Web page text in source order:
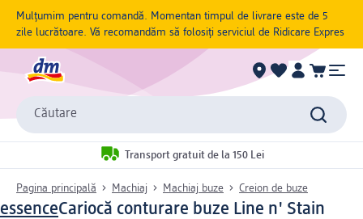
Mulțumim pentru comandă. Momentan timpul de livrare este de 5
zile lucrătoare. Vă recomandăm să folosiți serviciul de Ridicare Expres
Căutare
Transport gratuit de la 150 Lei
Pagina principală Machiaj Machiaj buze Creion de buze
essenceCariocă conturare buze Line n' Stain